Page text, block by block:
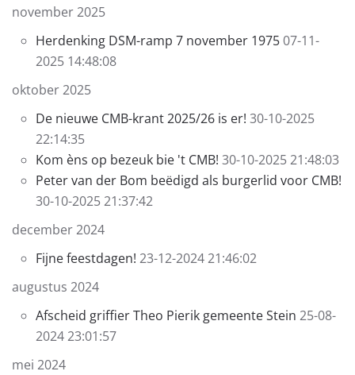
november 2025
Herdenking DSM-ramp 7 november 197507-11-
2025 14:48:08
oktober 2025
De nieuwe CMB-krant 2025/26 is er! 30-10-2025
22:14:35
Kom èns op bezeuk bie 't CMB! 30-10-2025 21:48:03
Peter van der Bom beëdigd als burgerlid voor CMB!
30-10-2025 21:37:42
december 2024
Fijne feestdagen! 23-12-2024 21:46:02
augustus 2024
Afscheid griffier Theo Pierik gemeente Stein 25-08-
2024 23:01:57
mei 2024